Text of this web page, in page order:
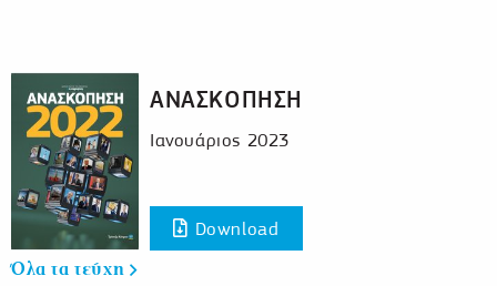
ΑΝΑΣΚΟΠΗΣΗ
Ιανουάριος 2023
Download
Όλα τα τεύχη